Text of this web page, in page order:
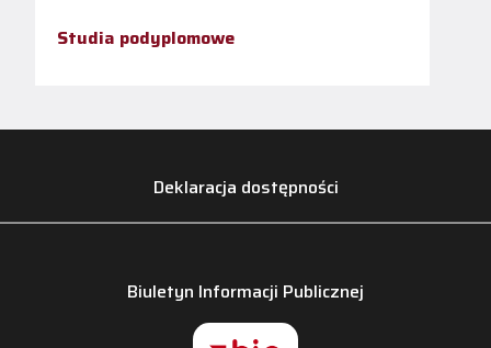
Studia podyplomowe
Deklaracja dostępności
Biuletyn Informacji Publicznej